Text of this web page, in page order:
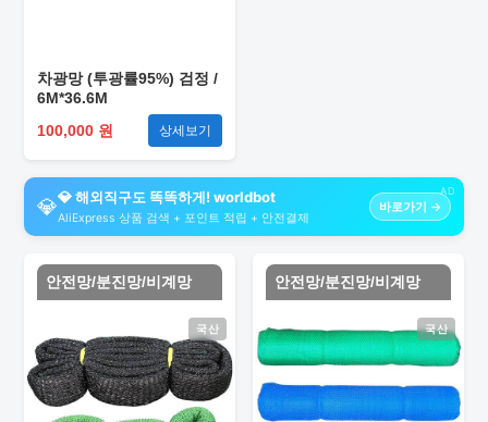
차광망 (투광률95%) 검정 /
6M*36.6M
100,000 원
상세보기
AD
💎💎 해외직구도 똑똑하게! worldbot
AliExpress 상품 검색 + 포인트 적립 + 안전결제
바로가기 →
안전망/분진망/비계망
국산
안전망/분진망/비계망
국산